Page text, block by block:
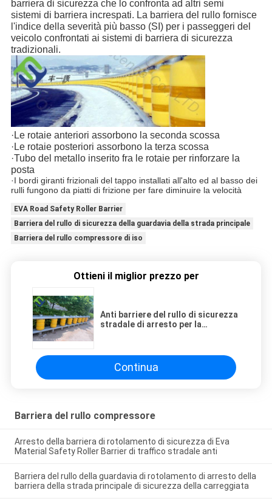
barriera di sicurezza che lo confronta ad altri semi
sistemi di barriera increspati. La barriera del rullo fornisce
l'indice della severità più basso (SI) per i passeggeri del
veicolo confrontati ai sistemi di barriera di sicurezza
tradizionali.
·Le rotaie anteriori assorbono la seconda scossa
·Le rotaie posteriori assorbono la terza scossa
·Tubo del metallo inserito fra le rotaie per rinforzare la
posta
·I bordi giranti frizionali del tappo installati all'alto ed al basso dei
rulli fungono da piatti di frizione per fare diminuire la velocità
EVA Road Safety Roller Barrier
Barriera del rullo di sicurezza della guardavia della strada principale
Barriera del rullo compressore di iso
Ottieni il miglior prezzo per
Anti barriere del rullo di sicurezza
stradale di arresto per la
Continua
Barriera del rullo compressore
Arresto della barriera di rotolamento di sicurezza di Eva
Material Safety Roller Barrier di traffico stradale anti
Barriera del rullo della guardavia di rotolamento di arresto della
barriera della strada principale di sicurezza della carreggiata